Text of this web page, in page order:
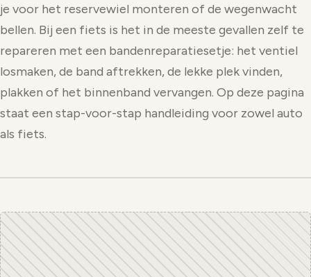
je voor het reservewiel monteren of de wegenwacht
bellen. Bij een fiets is het in de meeste gevallen zelf te
repareren met een bandenreparatiesetje: het ventiel
losmaken, de band aftrekken, de lekke plek vinden,
plakken of het binnenband vervangen. Op deze pagina
staat een stap-voor-stap handleiding voor zowel auto
als fiets.